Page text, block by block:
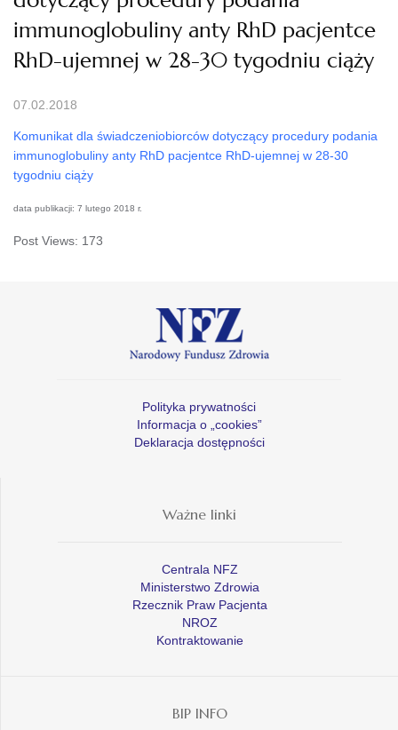
immunoglobuliny anty RhD pacjentce
RhD-ujemnej w 28-30 tygodniu ciąży
07.02.2018
Komunikat dla świadczeniobiorców dotyczący procedury podania
immunoglobuliny anty RhD pacjentce RhD-ujemnej w 28-30
tygodniu ciąży
data publikacji: 7 lutego 2018 r.
Post Views: 173
Polityka prywatności
Informacja o „cookies”
Deklaracja dostępności
Ważne linki
Centrala NFZ
Ministerstwo Zdrowia
Rzecznik Praw Pacjenta
NROZ
Kontraktowanie
BIP INFO